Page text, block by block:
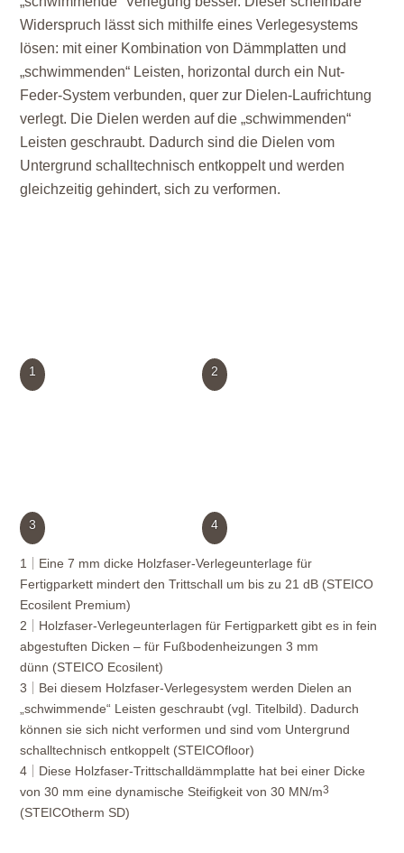
Widerspruch lässt sich mithilfe eines Verlegesystems
lösen: mit einer Kombination von Dämmplatten und
„schwimmenden“ Leisten, horizontal durch ein Nut-
Feder-System verbunden, quer zur Dielen-Laufrichtung
verlegt. Die Dielen werden auf die „schwimmenden“
Leisten geschraubt. Dadurch sind die Dielen vom
Untergrund schalltechnisch entkoppelt und werden
gleichzeitig gehindert, sich zu verformen.
1 2
3 4
1 Eine 7 mm dicke Holzfaser-Verlegeunterlage für
Fertigparkett mindert den Trittschall um bis zu 21 dB (STEICO
Ecosilent Premium)
2
Holzfaser-Verlegeunterlagen für Fertigparkett gibt es in fein
abgestuften Dicken – für Fußbodenheizungen 3 mm
dünn (STEICO Ecosilent)
3
Bei diesem Holzfaser-Verlegesystem werden Dielen an
„schwimmende“ Leisten geschraubt (vgl. Titelbild). Dadurch
können sie sich nicht verformen und sind vom Untergrund
schalltechnisch entkoppelt (STEICOfloor)
4
Diese Holzfaser-Trittschalldämmplatte hat bei einer Dicke
von 30 mm eine dynamische Steifigkeit von 30 MN/m3
(STEICOtherm SD)